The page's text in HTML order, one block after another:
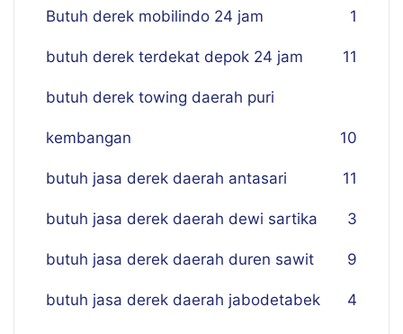
Butuh derek mobilindo 24 jam 1
butuh derek terdekat depok 24 jam 11
butuh derek towing daerah puri
kembangan 10
butuh jasa derek daerah antasari 11
butuh jasa derek daerah dewi sartika 3
butuh jasa derek daerah duren sawit 9
butuh jasa derek daerah jabodetabek 4